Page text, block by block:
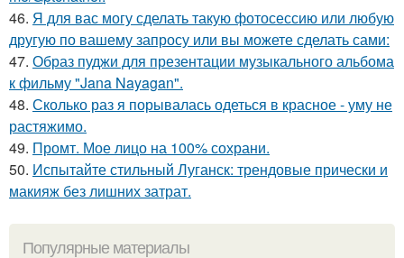
46. Я для вас могу сделать такую фотосессию или любую
другую по вашему запросу или вы можете сделать сами:
47. Образ пуджи для презентации музыкального альбома
к фильму "Jana Nayagan".
48. Сколько раз я порывалась одеться в красное - уму не
растяжимо.
49. Промт. Мое лицо на 100% сохрани.
50. Испытайте стильный Луганск: трендовые прически и
макияж без лишних затрат.
Популярные материалы